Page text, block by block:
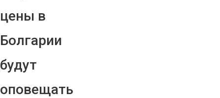
цены в
Болгарии
будут
оповещать